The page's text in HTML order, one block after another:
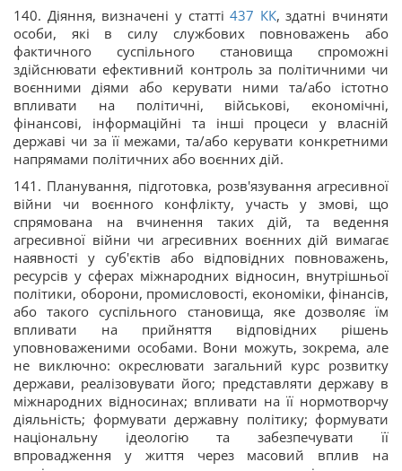
140. Діяння, визначені у статті 437 КК, здатні вчиняти
особи, які в силу службових повноважень або
фактичного суспільного становища спроможні
здійснювати ефективний контроль за політичними чи
воєнними діями або керувати ними та/або істотно
впливати на політичні, військові, економічні,
фінансові, інформаційні та інші процеси у власній
державі чи за її межами, та/або керувати конкретними
напрямами політичних або воєнних дій.
141. Планування, підготовка, розв'язування агресивної
війни чи воєнного конфлікту, участь у змові, що
спрямована на вчинення таких дій, та ведення
агресивної війни чи агресивних воєнних дій вимагає
наявності у суб'єктів або відповідних повноважень,
ресурсів у сферах міжнародних відносин, внутрішньої
політики, оборони, промисловості, економіки, фінансів,
або такого суспільного становища, яке дозволяє їм
впливати на прийняття відповідних рішень
уповноваженими особами. Вони можуть, зокрема, але
не виключно: окреслювати загальний курс розвитку
держави, реалізовувати його; представляти державу в
міжнародних відносинах; впливати на її нормотворчу
діяльність; формувати державну політику; формувати
національну ідеологію та забезпечувати її
впровадження у життя через масовий вплив на